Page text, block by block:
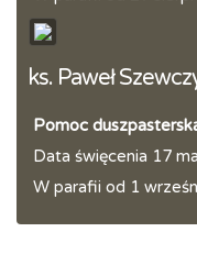
ks. Paweł
Pomoc
Data święcenia 17
W parafii od 1